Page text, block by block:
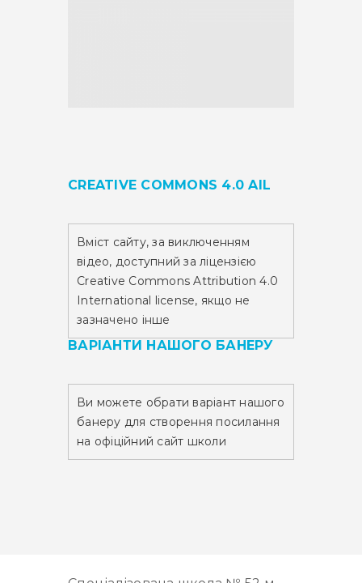
CREATIVE COMMONS 4.0 AIL
Вміст сайту,за виключенням
відео, доступний за ліцензією
Creative Commons Attribution 4.0
International license, якщо не
зазначено інше
ВАРІАНТИ НАШОГО БАНЕРУ
Ви можете обрати варіант нашого
банеру для створення посилання
на офіційний сайт школи